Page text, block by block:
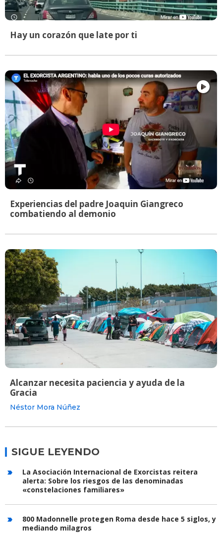
Hay un corazón que late por ti
Experiencias del padre Joaquin Giangreco
combatiendo al demonio
Alcanzar necesita paciencia y ayuda de la
Gracia
Néstor Mora Núñez
SIGUE LEYENDO
La Asociación Internacional de Exorcistas reitera
alerta: Sobre los riesgos de las denominadas
«constelaciones familiares»
800 Madonnelle protegen Roma desde hace 5 siglos, y
mediando milagros